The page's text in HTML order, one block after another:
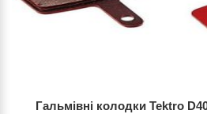
Гальмівні колодки Tektro